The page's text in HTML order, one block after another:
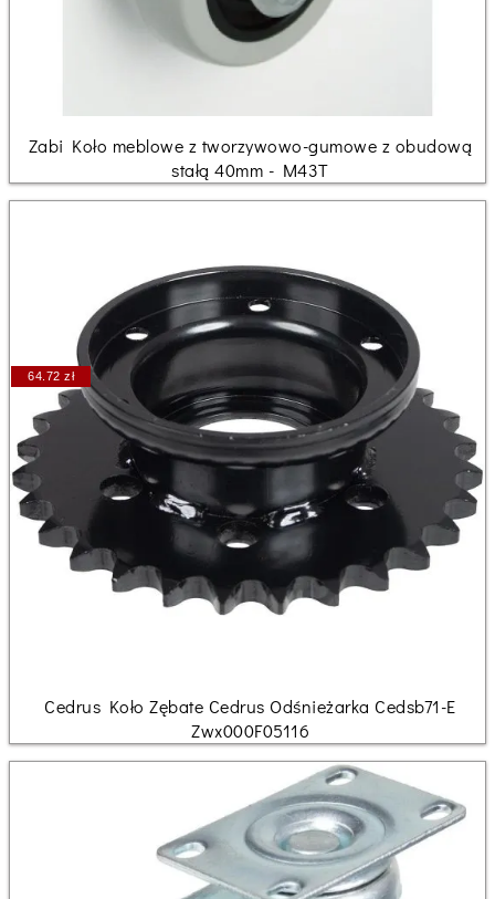
Zabi Koło meblowe z tworzywowo-gumowe z obudową
stałą 40mm - M43T
64.72 zł
Cedrus Koło Zębate Cedrus Odśnieżarka Cedsb71-E
Zwx000F05116